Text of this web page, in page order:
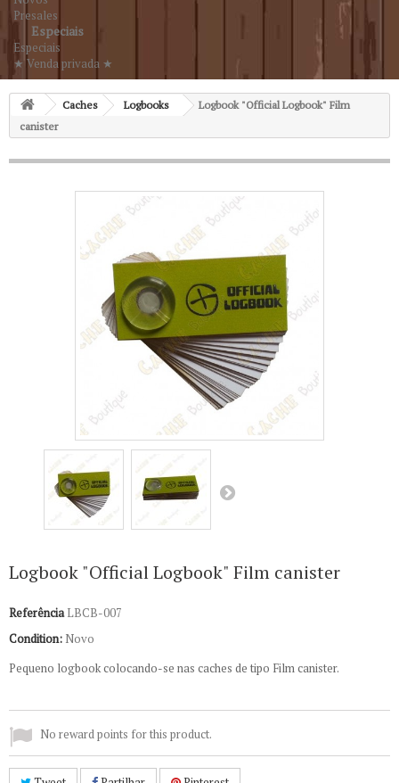
Presales
Especiais
Especiais
★ Venda privada ★
Caches Logbooks
Logbook "Official Logbook" Film
canister
Logbook "Official Logbook" Film canister
Referência LBCB-007
Condition: Novo
Pequeno logbook colocando-se nas caches de tipo Film canister.
No reward points for this product.